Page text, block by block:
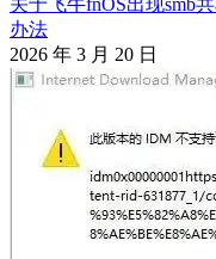
办法
2026 年 3 月 20 日